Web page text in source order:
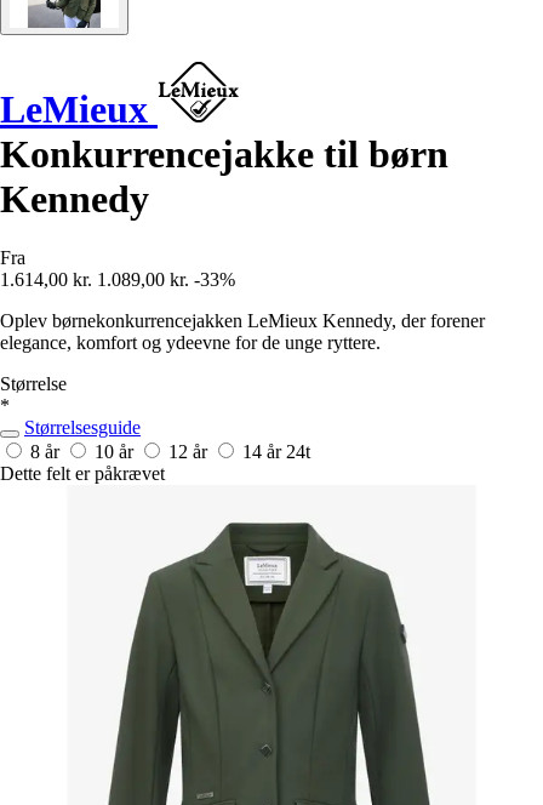
LeMieux
Konkurrencejakke til børn
Kennedy
Fra
1.614,00 kr. 1.089,00 kr. -33%
Oplev børnekonkurrencejakken LeMieux Kennedy, der forener
elegance, komfort og ydeevne for de unge ryttere.
Størrelse
*
Størrelsesguide
8 år
10 år 12 år 14 år 24t
Dette felt er påkrævet